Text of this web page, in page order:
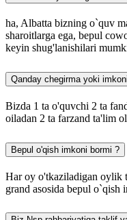
ha, Albatta bizning o`quv
sharoitlarga ega, bepul
keyin shug'lanishilari
Qanday chegirma yoki
Bizda 1 ta o'quvchi 2 ta
oiladan 2 ta farzand ta'lim
Bepul o'qish imkoni bormi ?
Har oy o'tkaziladigan oylik
grand asosida bepul o`qish